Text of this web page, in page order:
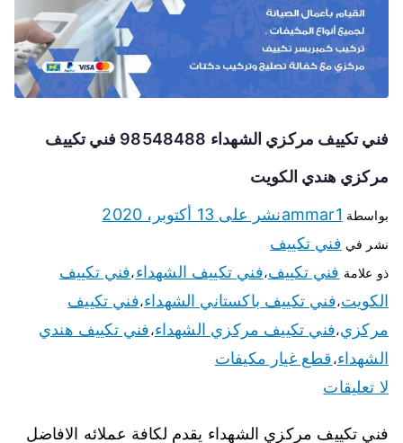
فني تكييف مركزي الشهداء 98548488 فني تكييف
مركزي هندي الكويت
بواسطة ammar1نشر على 13 أكتوبر، 2020
نشر في فني تكييف
ذو علامة فني تكييف،فني تكييف الشهداء،فني تكييف
الكويت،فني تكييف باكستاني الشهداء،فني تكييف
مركزي،فني تكييف مركزي الشهداء،فني تكييف هندي
الشهداء،قطع غيار مكيفات
لا تعليقات
فني تكييف مركزي الشهداء يقدم لكافة عملائه الافاضل